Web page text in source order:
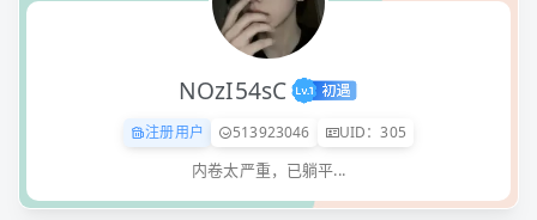
NOzI54sC
注册用户 513923046 UID：305
内卷太严重，已躺平...